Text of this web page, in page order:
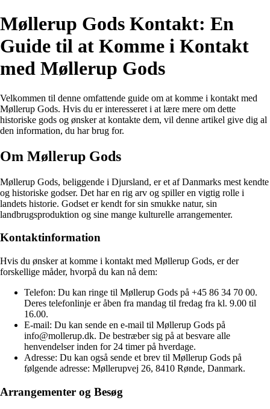
Møllerup Gods Kontakt: En
Guide til at Komme i Kontakt
med Møllerup Gods
Velkommen til denne omfattende guide om at komme i kontakt med
Møllerup Gods. Hvis du er interesseret i at lære mere om dette
historiske gods og ønsker at kontakte dem, vil denne artikel give dig al
den information, du har brug for.
Om Møllerup Gods
Møllerup Gods, beliggende i Djursland, er et af Danmarks mest kendte
og historiske godser. Det har en rig arv og spiller en vigtig rolle i
landets historie. Godset er kendt for sin smukke natur, sin
landbrugsproduktion og sine mange kulturelle arrangementer.
Kontaktinformation
Hvis du ønsker at komme i kontakt med Møllerup Gods, er der
forskellige måder, hvorpå du kan nå dem:
Telefon: Du kan ringe til Møllerup Gods på +45 86 34 70 00.
Deres telefonlinje er åben fra mandag til fredag ​​fra kl. 9.00 til
16.00.
E-mail: Du kan sende en e-mail til Møllerup Gods på
info@mollerup.dk. De bestræber sig på at besvare alle
henvendelser inden for 24 timer på hverdage.
Adresse: Du kan også sende et brev til Møllerup Gods på
følgende adresse: Møllerupvej 26, 8410 Rønde, Danmark.
Arrangementer og Besøg